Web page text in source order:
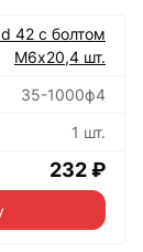
42 с болтом
М6х20,4 шт.
35-1000ф4
1 шт.
232 ₽